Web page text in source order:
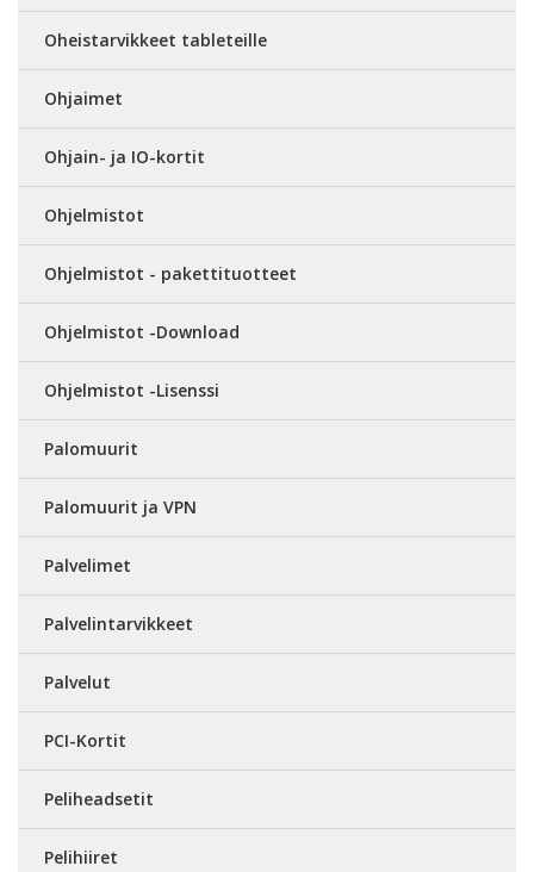
Oheistarvikkeet tableteille
Ohjaimet
Ohjain- ja IO-kortit
Ohjelmistot
Ohjelmistot - pakettituotteet
Ohjelmistot -Download
Ohjelmistot -Lisenssi
Palomuurit
Palomuurit ja VPN
Palvelimet
Palvelintarvikkeet
Palvelut
PCI-Kortit
Peliheadsetit
Pelihiiret